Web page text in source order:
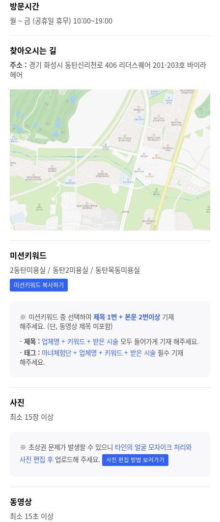
방문시간
월 ~ 금 (공휴일 휴무) 10:00~19:00
찾아오시는 길
주소 : 경기 화성시 동탄신리천로 406 리더스퀘어 201-203호 바이라
헤어
미션키워드
2동탄미용실 / 동탄2미용실 / 동탄목동미용실
미션키워드 복사하기
※ 미션키워드 중 선택하여 제목 1번 + 본문 2번이상 기재
해주세요. (단, 동영상 제목 미포함)
- 제목 : 업체명 + 키워드 + 받은 시술 모두 들어가게 기재 해주세요.
- 태그 : 마녀체험단 + 업체명 + 키워드 + 받은 시술 필수 기재
해주세요.
사진
최소 15장 이상
※ 초상권 문제가 발생할 수 있으니 타인의 얼굴 모자이크 처리와
사진 편집 후 업로드해 주세요. 사진 편집 방법 보러가기
동영상
최소 15초 이상